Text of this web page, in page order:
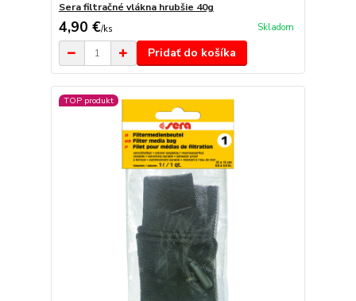
Sera filtračné vlákna hrubšie 40g
4,90 €/ks Skladom
Pridať do košíka
TOP produkt